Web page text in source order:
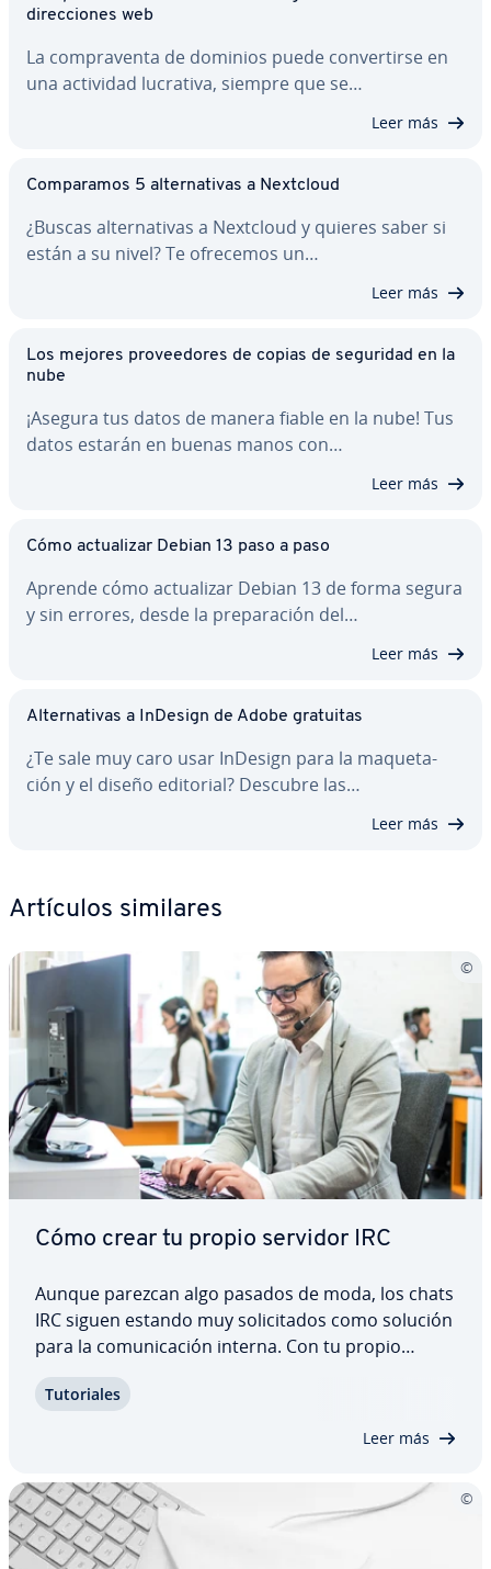
di­re­c­cio­nes web
La co­m­pra­ve­n­ta de dominios puede co­n­ve­r­ti­r­se en
una actividad lucrativa, siempre que se…
Leer más
Co­m­pa­ra­mos 5 al­te­r­na­ti­vas a Nextcloud
¿Buscas al­te­r­na­ti­vas a Nextcloud y quieres saber si
están a su nivel? Te ofrecemos un…
Leer más
Los mejores pro­vee­do­res de copias de seguridad en la
nube
¡Asegura tus datos de manera fiable en la nube! Tus
datos estarán en buenas manos con…
Leer más
Cómo ac­tua­li­zar Debian 13 paso a paso
Aprende cómo ac­tua­li­zar Debian 13 de forma segura
y sin errores, desde la pre­pa­ra­ción del…
Leer más
Al­te­r­na­ti­vas a InDesign de Adobe gratuitas
¿Te sale muy caro usar InDesign para la ma­que­ta­
ción y el diseño editorial? Descubre las…
Leer más
Artículos similares
Cómo crear tu propio servidor IRC
Aunque parezcan algo pasados de moda, los chats
IRC siguen estando muy so­li­ci­ta­dos como solución
para la co­mu­ni­ca­ción interna. Con tu propio
es­tru­c­tu­ras IRC in­di­vi­dua­les a las que solo pueden
Tu­to­ria­les
Leer más